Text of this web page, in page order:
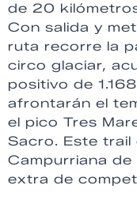
de 20
Con salida y
ruta recorre la
circo glaciar,
positivo de
afrontarán el
el pico Tres
Sacro. Este trail
Campurriana de
extra de